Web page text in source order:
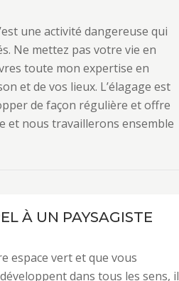
une activité dangereuse qui
Ne mettez pas votre vie en
toute mon expertise en
et de vos lieux. L’élagage est
de façon régulière et offre
et nous travaillerons ensemble
À UN PAYSAGISTE
espace vert et que vous
dans tous les sens, il